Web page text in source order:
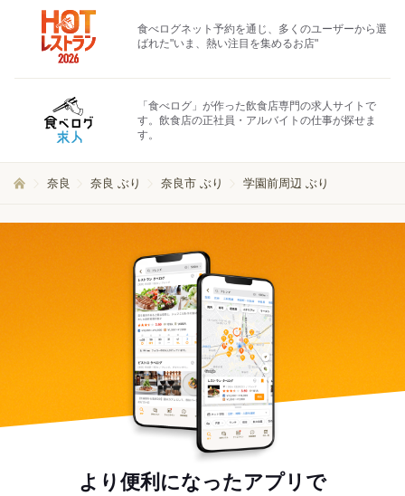
食べログネット予約を通じ、多くのユーザーから選
ばれた"いま、熱い注目を集めるお店"
「食べログ」が作った飲食店専門の求人サイトで
す。飲食店の正社員・アルバイトの仕事が探せま
す。
奈良 奈良 ぶり 奈良市 ぶり 学園前周辺 ぶり
より便利になったアプリで